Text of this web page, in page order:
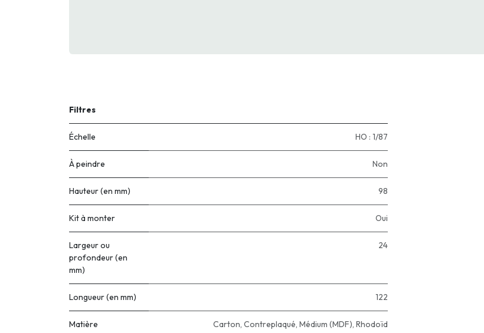
Filtres
Échelle HO : 1/87
À peindre Non
Hauteur (en mm) 98
Kit à monter Oui
Largeur ou
profondeur (en
mm)
24
Longueur (en mm) 122
Matière Carton, Contreplaqué, Médium (MDF), Rhodoïd